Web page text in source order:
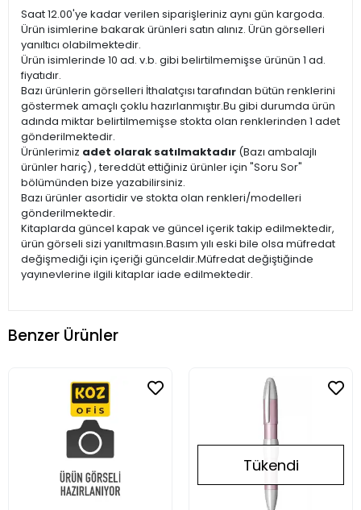
Saat 12.00'ye kadar verilen siparişleriniz aynı gün kargoda.
Ürün isimlerine bakarak ürünleri satın alınız. Ürün görselleri
yanıltıcı olabilmektedir.
Ürün isimlerinde 10 ad. v.b. gibi belirtilmemişse ürünün 1 ad.
fiyatıdır.
Bazı ürünlerin görselleri İthalatçısı tarafından bütün renklerini
göstermek amaçlı çoklu hazırlanmıştır.Bu gibi durumda ürün
adında miktar belirtilmemişse stokta olan renklerinden 1 adet
gönderilmektedir.
Ürünlerimiz adet olarak satılmaktadır (Bazı ambalajlı
ürünler hariç) , tereddüt ettiğiniz ürünler için "Soru Sor"
bölümünden bize yazabilirsiniz.
Bazı ürünler asortidir ve stokta olan renkleri/modelleri
gönderilmektedir.
Kitaplarda güncel kapak ve güncel içerik takip edilmektedir,
ürün görseli sizi yanıltmasın.Basım yılı eski bile olsa müfredat
değişmediği için içeriği günceldir.Müfredat değiştiğinde
yayınevlerine ilgili kitaplar iade edilmektedir.
Benzer Ürünler
Tükendi